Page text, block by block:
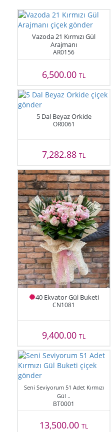
Vazoda 21 Kırmızı Gül
Arajmanı
AR0156
6,500.00TL
5 Dal Beyaz Orkide
OR0061
7,282.88TL
40 Ekvator Gül Buketi
CN1081
9,400.00TL
Seni Seviyorum 51 Adet Kırmızı
Gül ..
BT0001
13,500.00TL